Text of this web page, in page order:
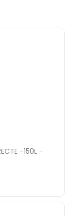
-150L -